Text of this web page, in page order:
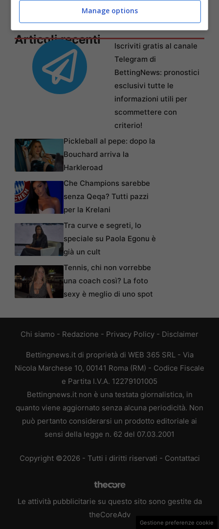
Articoli recenti
Iscriviti gratis al canale
Telegram di
BettingNews: pronostici
esclusivi tutte le
informazioni utili per
scommettere con
criterio!
Pickleball al pepe: dopo la
Bouchard arriva la
Harkleroad
Che Champions sarebbe
senza Qeqa? Tutti pazzi
per la Krelani
Tra curve e segreti, lo
speciale su Paola Egonu è
già un cult
Tennis, chi non vorrebbe
una coach così? La foto
sexy è meglio di uno spot
Chi siamo - Redazione - Privacy Policy - Disclaimer
Bettingnews.it di proprietà di WEB 365 SRL - Via
Nicola Marchese 10, 00141 Roma (RM) - Codice Fiscale
e Partita I.V.A. 12279101005
Bettingnews.it non è una testata giornalistica, in
quanto viene aggiornato senza alcuna periodicità. Non
può pertanto considerarsi un prodotto editoriale ai
sensi della legge n. 62 del 07.03.2001
Copyright ©2026 - Tutti i diritti riservati - Contattaci
Le attività pubblicitarie su questo sito sono gestite da
theCoreAdv
Gestione preferenze cookie
Manage options